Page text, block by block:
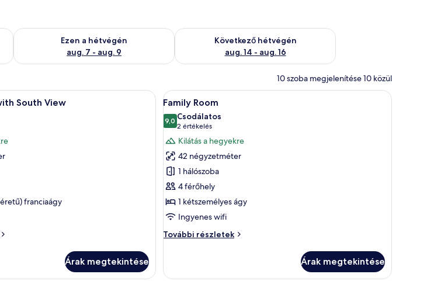
aug. 8 - aug. 9
Ezen a hétvégén
aug. 7 - aug. 9
A mostani hétvégi rendelkezésre állás ellenőrzése: aug. 7 - aug. 9
Következő hétvégén
aug. 14 - aug. 16
A következő hétvégi rendelkezésre állás ellenőrzése: aug. 14 -
10 szoba megjelenítése 10 közül
szerelt lámpa található.Egy szállodai szoba, amelyben van egy ágy, egy szék, egy asztal, és kilátás nyílik a külső környezetre.
South View
franciaágy
Árak megtekintése
A
következő
szoba
összes
képének
megtekintése:
Family
Room
Egy szállodai szoba, amelyben egy ágy, két
5
Family Room
9,010-ből 9,0
Csodálatos
2 értékelés
(2
értékelés)
Kilátás a hegyekre
42 négyzetméter
1 hálószoba
4 férőhely
1 kétszemélyes ágy
Ingyenes wifi
További részletek
Family
Árak megtekintése